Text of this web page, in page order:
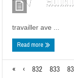
travailler ave ...
Read more
« ‹ 832 833